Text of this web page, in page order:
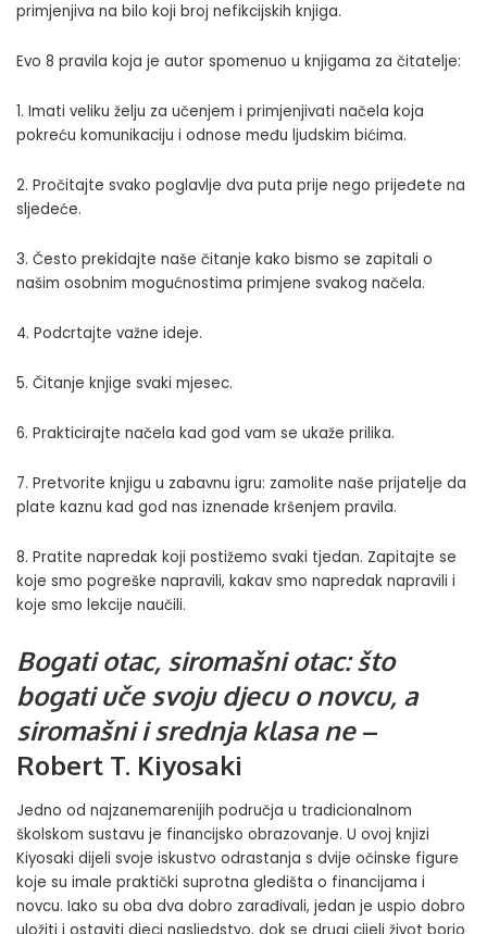
primjenjiva na bilo koji broj nefikcijskih knjiga.
Evo 8 pravila koja je autor spomenuo u knjigama za čitatelje:
1. Imati veliku želju za učenjem i primjenjivati ​​načela koja
pokreću komunikaciju i odnose među ljudskim bićima.
2. Pročitajte svako poglavlje dva puta prije nego prijeđete na
sljedeće.
3. Često prekidajte naše čitanje kako bismo se zapitali o
našim osobnim mogućnostima primjene svakog načela.
4. Podcrtajte važne ideje.
5. Čitanje knjige svaki mjesec.
6. Prakticirajte načela kad god vam se ukaže prilika.
7. Pretvorite knjigu u zabavnu igru: zamolite naše prijatelje da
plate kaznu kad god nas iznenade kršenjem pravila.
8. Pratite napredak koji postižemo svaki tjedan. Zapitajte se
koje smo pogreške napravili, kakav smo napredak napravili i
koje smo lekcije naučili.
Bogati otac, siromašni otac: što
bogati uče svoju djecu o novcu, a
siromašni i srednja klasa ne–
Robert T. Kiyosaki
Jedno od najzanemarenijih područja u tradicionalnom
školskom sustavu je financijsko obrazovanje. U ovoj knjizi
Kiyosaki dijeli svoje iskustvo odrastanja s dvije očinske figure
koje su imale praktički suprotna gledišta o financijama i
novcu. Iako su oba dva dobro zarađivali, jedan je uspio dobro